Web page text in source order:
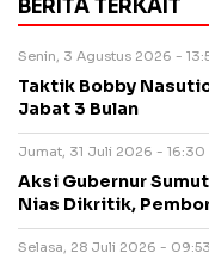
BERITA TERKAIT
Senin, 3 Agustus 2026 -
Taktik Bobby
Jabat 3 Bulan
Jumat, 31 Juli 2026 - 16:30
Aksi Gubernur
Nias Dikritik,
Selasa, 28 Juli 2026 - 09:53